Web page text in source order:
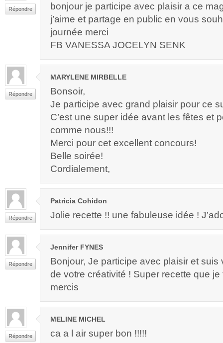
Répondre
bonjour je participe avec plaisir a ce
j’aime et partage en public en vous
journée merci
FB VANESSA JOCELYN SENK
Répondre
MARYLENE MIRBELLE
Bonsoir,
Je participe avec grand plaisir pour ce
C’est une super idée avant les fêtes et
comme nous!!!
Merci pour cet excellent concours!
Belle soirée!
Cordialement,
Répondre
Patricia Cohidon
Jolie recette !! une fabuleuse idée !
Répondre
Jennifer FYNES
Bonjour, Je participe avec plaisir et suis
de votre créativité ! Super recette que
mercis
Répondre
MELINE MICHEL
ca a l air super bon !!!!!